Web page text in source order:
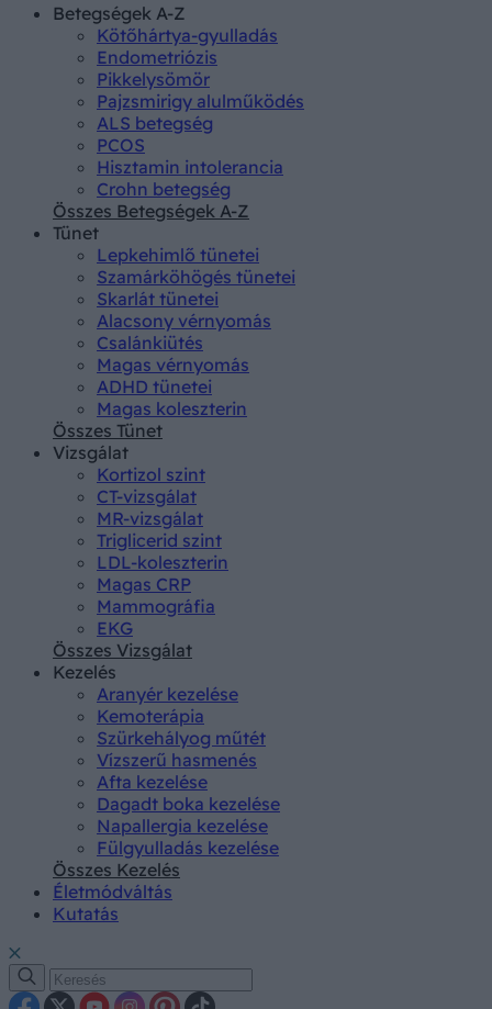
Betegségek A-Z
Kötőhártya-gyulladás
Endometriózis
Pikkelysömör
Pajzsmirigy alulműködés
ALS betegség
PCOS
Hisztamin intolerancia
Crohn betegség
Összes Betegségek A-Z
Tünet
Lepkehimlő tünetei
Szamárköhögés tünetei
Skarlát tünetei
Alacsony vérnyomás
Csalánkiütés
Magas vérnyomás
ADHD tünetei
Magas koleszterin
Összes Tünet
Vizsgálat
Kortizol szint
CT-vizsgálat
MR-vizsgálat
Triglicerid szint
LDL-koleszterin
Magas CRP
Mammográfia
EKG
Összes Vizsgálat
Kezelés
Aranyér kezelése
Kemoterápia
Szürkehályog műtét
Vízszerű hasmenés
Afta kezelése
Dagadt boka kezelése
Napallergia kezelése
Fülgyulladás kezelése
Összes Kezelés
Életmódváltás
Kutatás